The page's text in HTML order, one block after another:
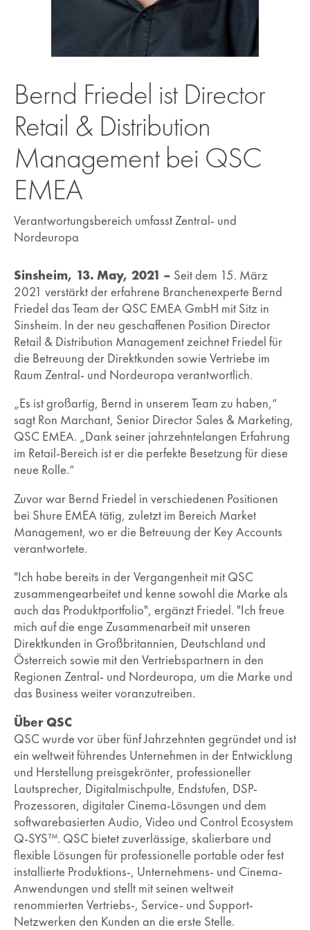
Bernd Friedel ist Director
Retail & Distribution
Management bei QSC
EMEA
Verantwortungsbereich umfasst Zentral- und
Nordeuropa
Sinsheim, 13. May, 2021 – Seit dem 15. März
2021 verstärkt der erfahrene Branchenexperte Bernd
Friedel das Team der QSC EMEA GmbH mit Sitz in
Sinsheim. In der neu geschaffenen Position Director
Retail & Distribution Management zeichnet Friedel für
die Betreuung der Direktkunden sowie Vertriebe im
Raum Zentral- und Nordeuropa verantwortlich.
„Es ist großartig, Bernd in unserem Team zu haben,“
sagt Ron Marchant, Senior Director Sales & Marketing,
QSC EMEA. „Dank seiner jahrzehntelangen Erfahrung
im Retail-Bereich ist er die perfekte Besetzung für diese
neue Rolle.“
Zuvor war Bernd Friedel in verschiedenen Positionen
bei Shure EMEA tätig, zuletzt im Bereich Market
Management, wo er die Betreuung der Key Accounts
verantwortete.
"Ich habe bereits in der Vergangenheit mit QSC
zusammengearbeitet und kenne sowohl die Marke als
auch das Produktportfolio", ergänzt Friedel. "Ich freue
mich auf die enge Zusammenarbeit mit unseren
Direktkunden in Großbritannien, Deutschland und
Österreich sowie mit den Vertriebspartnern in den
Regionen Zentral- und Nordeuropa, um die Marke und
das Business weiter voranzutreiben.
Über QSC
QSC wurde vor über fünf Jahrzehnten gegründet und ist
ein weltweit führendes Unternehmen in der Entwicklung
und Herstellung preisgekrönter, professioneller
Lautsprecher, Digitalmischpulte, Endstufen, DSP-
Prozessoren, digitaler Cinema-Lösungen und dem
softwarebasierten Audio, Video und Control Ecosystem
Q-SYS™. QSC bietet zuverlässige, skalierbare und
flexible Lösungen für professionelle portable oder fest
installierte Produktions-, Unternehmens- und Cinema-
Anwendungen und stellt mit seinen weltweit
renommierten Vertriebs-, Service- und Support-
Netzwerken den Kunden an die erste Stelle.